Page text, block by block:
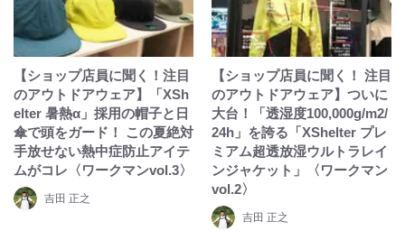
【ショップ店員に聞く！注目
のアウトドアウェア】「XSh
elter 暑熱α」採用の帽子と日
傘で頭をガード！ この夏絶対
手放せない熱中症防止アイテ
ムがコレ〈ワークマンvol.3〉
吉田 正之
【ショップ店員に聞く！ 注目
のアウトドアウェア】ついに
大台！「透湿度100,000g/m2/
24h」を誇る「XShelter プレ
ミアム超透放湿ウルトラレイ
ンジャケット」〈ワークマン
vol.2〉
吉田 正之